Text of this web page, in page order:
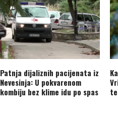
Patnja dijaliznih pacijenata iz
Nevesinja: U pokvarenom
kombiju bez klime idu po spas